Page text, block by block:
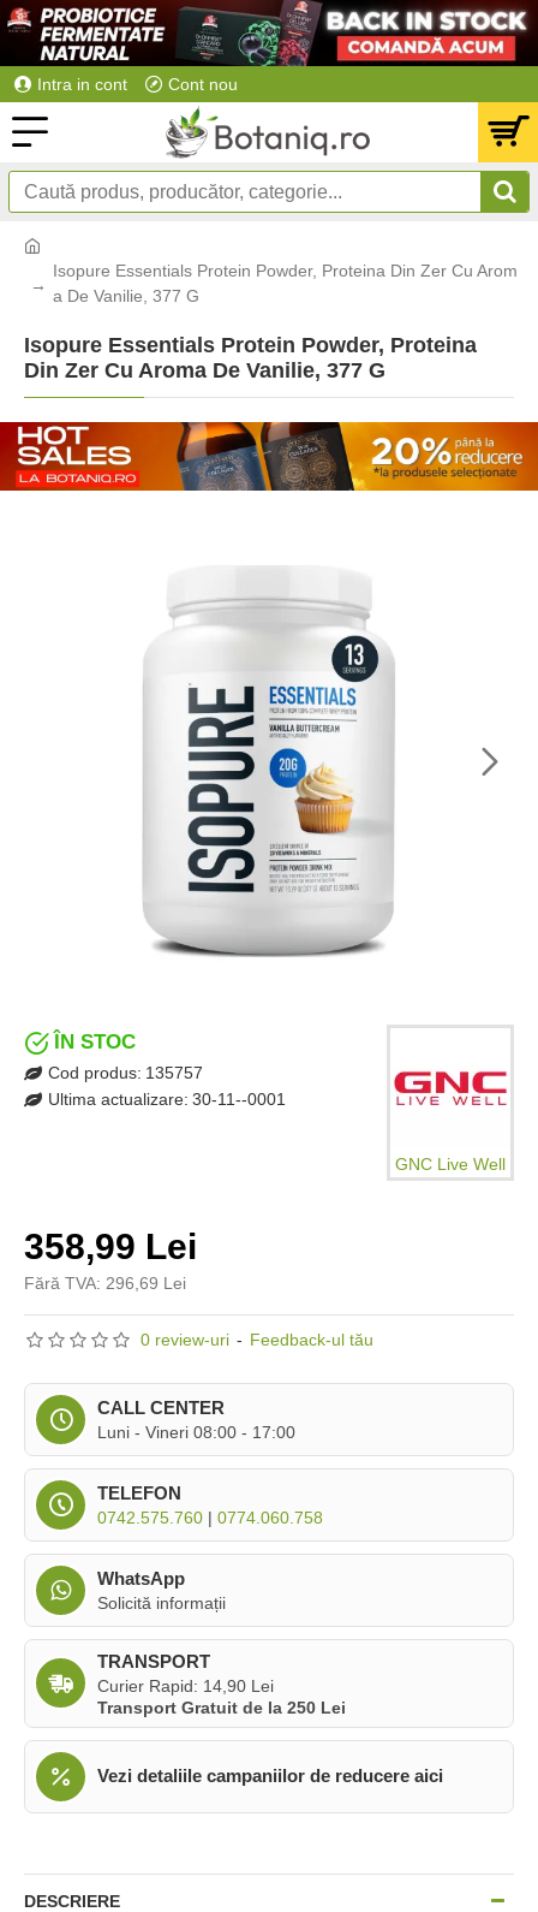
Intra in cont Cont nou
Isopure Essentials Protein Powder, Proteina Din Zer Cu Arom
a De Vanilie, 377 G
Isopure Essentials Protein Powder, Proteina
Din Zer Cu Aroma De Vanilie, 377 G
0 review-uri - Feedback-ul tău
358,99 Lei
Fără TVA: 296,69 Lei
ÎN STOC
Cod produs: 135757
Ultima actualizare: 30-11--0001
GNC Live Well
CALL CENTER
Luni - Vineri 08:00 - 17:00
TELEFON
0742.575.760 | 0774.060.758
WhatsApp
Solicită informații
TRANSPORT
Curier Rapid: 14,90 Lei
Transport Gratuit de la 250 Lei
Vezi detaliile campaniilor de reducere aici
DESCRIERE